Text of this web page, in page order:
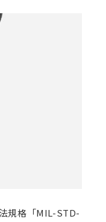
規格「MIL-STD-